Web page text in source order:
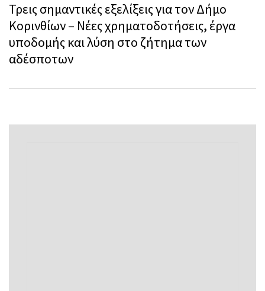
Τρεις σημαντικές εξελίξεις για τον Δήμο
Κορινθίων – Νέες χρηματοδοτήσεις, έργα
υποδομής και λύση στο ζήτημα των
αδέσποτων